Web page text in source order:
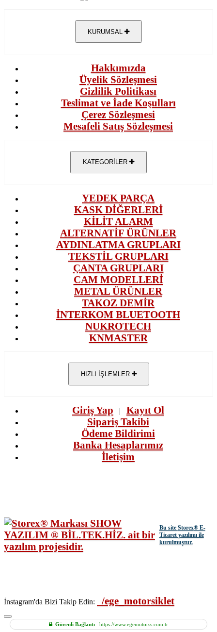
KURUMSAL
Hakkımızda
Üyelik Sözleşmesi
Gizlilik Politikası
Teslimat ve İade Koşulları
Çerez Sözleşmesi
Mesafeli Satış Sözleşmesi
KATEGORİLER
YEDEK PARÇA
KASK DİĞERLERİ
KİLİT ALARM
ALTERNATİF ÜRÜNLER
AYDINLATMA GRUPLARI
TEKSTİL GRUPLARI
ÇANTA GRUPLARI
CAM MODELLERİ
METAL ÜRÜNLER
TAKOZ DEMİR
İNTERKOM BLUETOOTH
NUKROTECH
KNMASTER
HIZLI İŞLEMLER
Giriş Yap | Kayıt Ol
Sipariş Takibi
Ödeme Bildirimi
Banka Hesaplarımız
İletişim
Bu site Storex® E-
Ticaret yazılımı ile
kurulmuştur.
İnstagram'da Bizi Takip Edin: /ege_motorsiklet
Güvenli Bağlantı https://www.egemotorss.com.tr